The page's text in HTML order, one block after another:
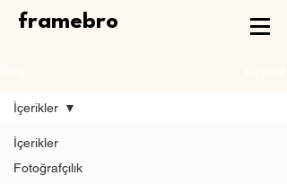
framebro
İçerikler
Fotoğrafçılık
İçerikler